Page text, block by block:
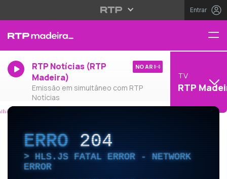
Entrar
RTP Notícias (RTP
Madeira)
Emissão em simultâneo com RTP
Notícias
NO AR
TV
RTP
ERRO204
HLS.JS FATAL ERROR - NETWORK
ERROR